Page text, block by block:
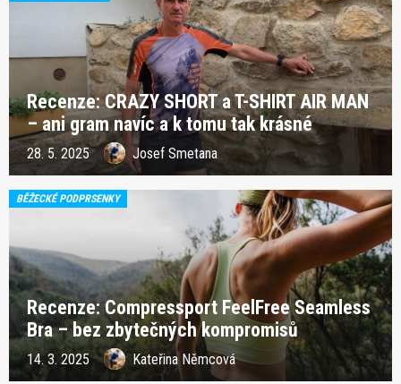
Recenze: CRAZY SHORT a T-SHIRT AIR MAN
– ani gram navíc a k tomu tak krásné
28. 5. 2025 Josef Smetana
BĚŽECKÉ PODPRSENKY
Recenze: Compressport FeelFree Seamless
Bra – bez zbytečných kompromisů
14. 3. 2025 Kateřina Němcová